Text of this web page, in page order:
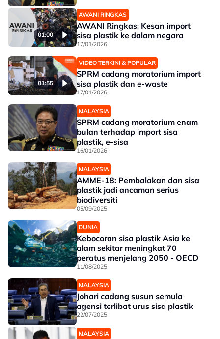
01:00
AWANI RINGKAS
AWANI Ringkas: Kesan import
sisa plastik ke dalam negara
17/01/2026
01:55
VIDEO TERKINI & POPULAR
SPRM cadang moratorium import
sisa plastik dan e-waste
17/01/2026
MALAYSIA
SPRM cadang moratorium enam
bulan terhadap import sisa
plastik, e-sisa
16/01/2026
MALAYSIA
AMME-18: Pembalakan dan sisa
plastik jadi ancaman serius
biodiversiti
05/09/2025
DUNIA
Kebocoran sisa plastik Asia ke
alam sekitar meningkat 70
peratus menjelang 2050 - OECD
11/08/2025
MALAYSIA
Johari cadang susun semula
agensi terlibat urus sisa plastik
22/07/2025
MALAYSIA